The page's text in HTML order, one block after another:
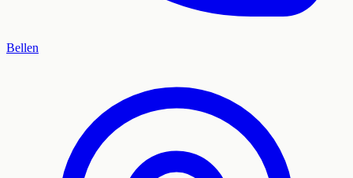
Bellen